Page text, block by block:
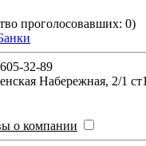
проголосовавших: 0)
32-89
Набережная, 2/1 ст1
о компании